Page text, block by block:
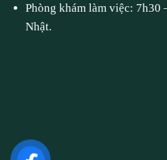
Phòng khám làm việc: 7h30
Nhật.